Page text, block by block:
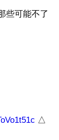
些可能不了
△